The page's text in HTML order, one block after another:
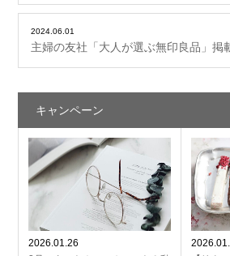
2024.06.01
主婦の友社「大人が選ぶ無印良品」掲
キャンペーン
2026.01.26